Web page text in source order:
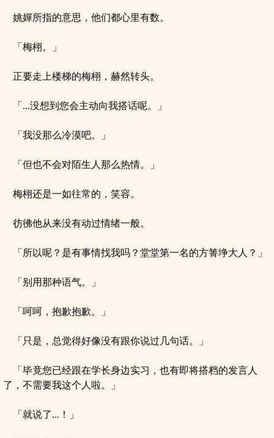
姚嬋所指的意思，他们都心里有数。
「梅栩。」
正要走上楼梯的梅栩，赫然转头。
「...没想到您会主动向我搭话呢。」
「我没那么冷漠吧。」
「但也不会对陌生人那么热情。」
梅栩还是一如往常的，笑容。
彷彿他从来没有动过情绪一般。
「所以呢？是有事情找我吗？堂堂第一名的方箐埩大人？」
「别用那种语气。」
「呵呵，抱歉抱歉。」
「只是，总觉得好像没有跟你说过几句话。」
「毕竟您已经跟在学长身边实习，也有即将搭档的发言人
了，不需要我这个人啦。」
「就说了...！」